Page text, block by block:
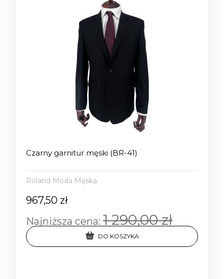
Najniższa cena:
180,00 zł
DO KOSZYKA
Najniższa cena:
Czarny garnitur męski (BR-41)
Roland Moda Męska
967,50 zł
Najniższa cena: 1 290,00 zł
DO KOSZYKA